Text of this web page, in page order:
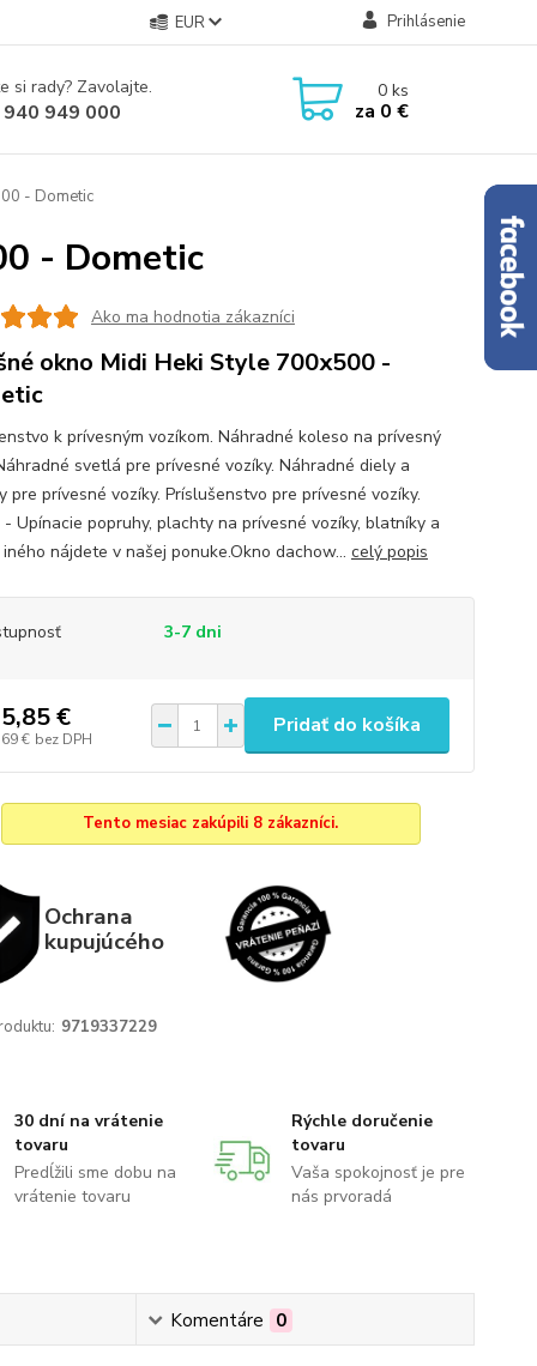
EUR Prihlásenie
si rady? Zavolajte.
949 000
0ks
za 0 €
- Dometic
- Dometic
Ako ma hodnotia zákazníci
okno Midi Heki Style 700x500 -
k prívesným vozíkom. Náhradné koleso na prívesný
svetlá pre prívesné vozíky. Náhradné diely a
pre prívesné vozíky. Príslušenstvo pre prívesné vozíky.
Upínacie popruhy, plachty na prívesné vozíky, blatníky a
nájdete v našej ponuke.Okno dachow... celý popis
3-7 dni
€
€ bez DPH
Pridať do košíka
Tento mesiac zakúpili 8 zákazníci.
Ochrana
kupujúcého
9719337229
30 dní na vrátenie
tovaru
Predĺžili sme dobu na
vrátenie tovaru
Rýchle doručenie
tovaru
Vaša spokojnosť je pre
nás prvoradá
Komentáre 0